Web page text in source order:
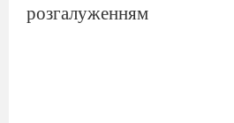
розгалуженням